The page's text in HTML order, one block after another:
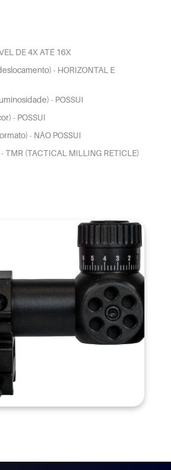
DE 4X ATÉ 16X
- HORIZONTAL E
- POSSUI
- POSSUI
- NÃO POSSUI
TMR (TACTICAL MILLING RETICLE)